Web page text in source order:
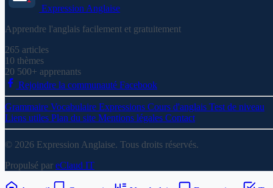
Expression Anglaise
Apprendre l'anglais facilement et gratuitement
265 articles
10 thèmes
20 500+ apprenants
Rejoindre la communauté Facebook
Grammaire Vocabulaire Expressions Cours d'anglais Test de niveau
Liens utiles Plan du site Mentions légales Contact
© 2026 Expression Anglaise. Tous droits réservés.
Propulsé par eClaud IT